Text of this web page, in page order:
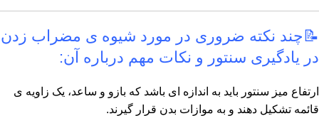
📝چند نکته ضروری در مورد شیوه ی مضراب زدن
در یادگیری سنتور و نکات مهم درباره آن:
ارتفاع میز سنتور باید به اندازه ای باشد که بازو و ساعد، یک زاویه ی
قائمه تشکیل دهند و به موازات بدن قرار گیرند.